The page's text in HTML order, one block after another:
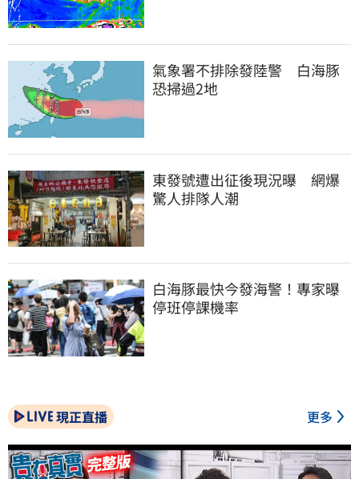
氣象署不排除發陸警　白海豚
恐掃過2地
東發號遭出征後現況曝　網爆
驚人排隊人潮
白海豚最快今發海警！專家曝
停班停課機率
現正直播 更多